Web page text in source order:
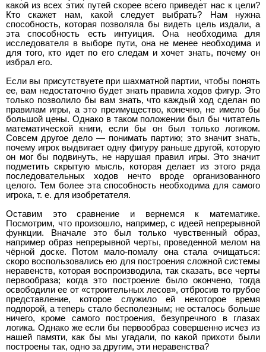
какой из всех этих путей скорее всего приведет нас к цели?
Кто скажет нам, какой следует выбрать? Нам нужна
способность, которая позволяла бы видеть цель издали, а
эта способность есть интуиция. Она необходима для
исследователя в выборе пути, она не менее необходима и
для того, кто идет по его следам и хочет знать, почему он
избрал его.
Если вы присутствуете при шахматной партии, чтобы понять
ее, вам недостаточно будет знать правила ходов фигур. Это
только позволило бы вам знать, что каждый ход сделан по
правилам игры, а это преимущество, конечно, не имело бы
большой цены. Однако в таком положении был бы читатель
математической книги, если бы он был только логиком.
Совсем другое дело — понимать партию; это значит знать,
почему игрок выдвигает одну фигуру раньше другой, которую
он мог бы подвинуть, не нарушая правил игры. Это значит
подметить скрытую мысль, которая делает из этого ряда
последовательных ходов нечто вроде организованного
целого. Тем более эта способность необходима для самого
игрока, т. е. для изобретателя.
Оставим это сравнение и вернемся к математике.
Посмотрим, что произошло, например, с идеей непрерывной
функции. Вначале это был только чувственный образ,
например образ непрерывной черты, проведенной мелом на
чёрной доске. Потом мало-помалу она стала очищаться:
скоро воспользовались ею для построения сложной системы
неравенств, которая воспроизводила, так сказать, все черты
первообраза; когда это построение было окончено, тогда
освободили ее от «строительных лесов», отбросив то грубое
представление, которое служило ей некоторое время
подпорой, а теперь стало бесполезным; не осталось больше
ничего, кроме самого построения, безупречного в глазах
логика. Однако же если бы первообраз совершенно исчез из
нашей памяти, как бы мы угадали, по какой прихоти были
построены так, одно за другим, эти неравенства?